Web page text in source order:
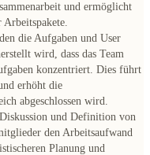
und ermöglicht
die Aufgaben und User
wird, dass das Team
konzentriert. Dies führt
erhöht die
abgeschlossen wird.
und Definition von
den Arbeitsaufwand
Planung und